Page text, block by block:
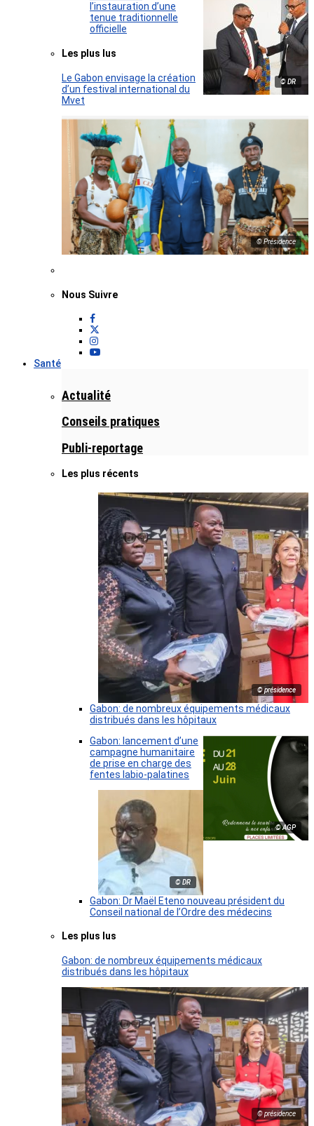
© DR
l’instauration d’une
tenue traditionnelle
officielle
Les plus lus
Le Gabon envisage la création
d’un festival international du
Mvet
© Présidence
Nous Suivre
Santé
Actualité
Conseils pratiques
Publi-reportage
Les plus récents
© présidence
Gabon: de nombreux équipements médicaux
distribués dans les hôpitaux
© AGP
Gabon: lancement d’une
campagne humanitaire
de prise en charge des
fentes labio-palatines
© DR
Gabon: Dr Maël Eteno nouveau président du
Conseil national de l’Ordre des médecins
Les plus lus
Gabon: de nombreux équipements médicaux
distribués dans les hôpitaux
© présidence